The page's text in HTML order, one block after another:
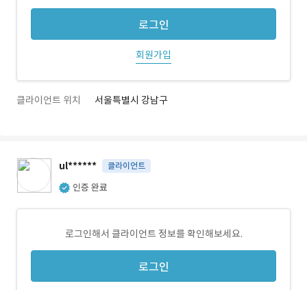
로그인
회원가입
클라이언트 위치 서울특별시 강남구
ul****** 클라이언트
인증 완료
로그인해서 클라이언트 정보를 확인해보세요.
로그인